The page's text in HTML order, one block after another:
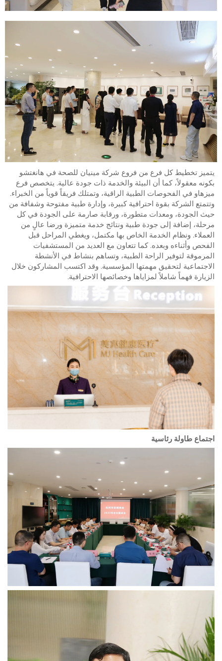
يتميز تخطيط كل فرع من فروع شركة مينيان للصحة في هانغتشو
بكونه معقولاً، كما أن البيئة والخدمة ذات جودة عالية. يتخصص فرع
ميزهاو في الفحوصات الطبية الراقية، وتمتلك فريقاً قوياً من الخبراء.
وتتمتع الشركة بقوة احترافية كبيرة، وإدارة طبية مفتوحة وشفافة من
حيث الجودة، ومعدات متطورة، ورقابة صارمة على الجودة في كل
مرحلة، إضافة إلى جودة طبية ونتائج خدمة متميزة ورضا عالٍ من
العملاء. ونظام الخدمة الخاص بها مكتمل، ويغطي المراحل قبل
الفحص وأثناءه وبعده. كما تتعاون مع العديد من المستشفيات
المرموقة لتوفير الراحة الطبية، وتساهم بنشاط في الأنشطة
الاجتماعية لتحقيق مهمتها المؤسسية. وقد اكتسب المشاركون خلال
الزيارة فهماً شاملاً لمزاياها وخصائصها الاحترافية.
اجتماع طاولة رئاسية